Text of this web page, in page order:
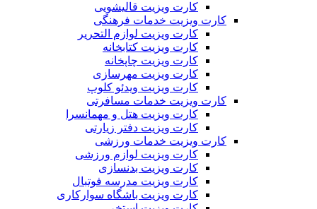
کارت ویزیت قالیشویی
کارت ویزیت خدمات فرهنگی
کارت ویزیت لوازم التحریر
کارت ویزیت کتابخانه
کارت ویزیت چاپخانه
کارت ویزیت مهرسازی
کارت ویزیت ویدئو کلوپ
کارت ویزیت خدمات مسافرتی
کارت ویزیت هتل و مهمانسرا
کارت ویزیت دفتر زیارتی
کارت ویزیت خدمات ورزشی
کارت ویزیت لوازم ورزشی
کارت ویزیت بدنسازی
کارت ویزیت مدرسه فوتبال
کارت ویزیت باشگاه سوارکاری